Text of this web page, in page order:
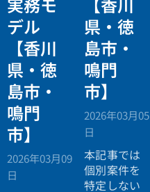
デル
【香川
県・徳
島市・
鳴門
市】
2026年03月09
日
県・徳
島市・
鳴門
市】
2026年03月05
日
本記事では
個別案件を
特定しない